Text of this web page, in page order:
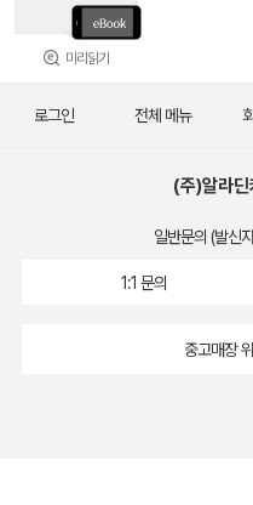
미리읽기
로그인 전체 메뉴
(주)알라딘
일반문의 (발신
1:1 문의
중고매장